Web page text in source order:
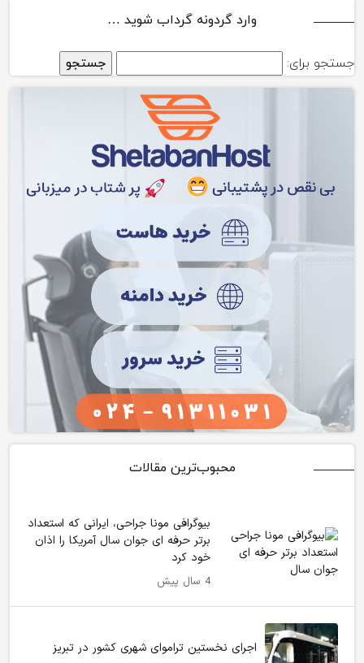
محبوب‌ترین مقالات
بیوگرافی مونا جراحی، ایرانی که استعداد
برتر حرفه ای جوان سال آمریکا را اذان
خود کرد
4 سال پیش
اجرای نخستین تراموای شهری کشور در تبریز
وارد گردونه گرداب شوید …
جستجو برای: